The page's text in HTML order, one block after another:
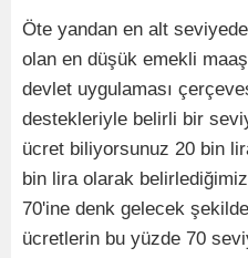
Öte yandan en alt
olan en düşük emekli
devlet uygulaması
destekleriyle belirli bir
ücret biliyorsunuz 20 bin
bin lira olarak
70'ine denk gelecek
ücretlerin bu yüzde 70